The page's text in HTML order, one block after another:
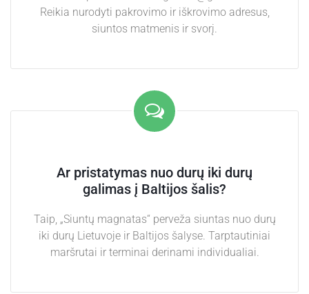
Reikia nurodyti pakrovimo ir iškrovimo adresus,
siuntos matmenis ir svorį.
Ar pristatymas nuo durų iki durų
galimas į Baltijos šalis?
Taip, „Siuntų magnatas“ perveža siuntas nuo durų
iki durų Lietuvoje ir Baltijos šalyse. Tarptautiniai
maršrutai ir terminai derinami individualiai.